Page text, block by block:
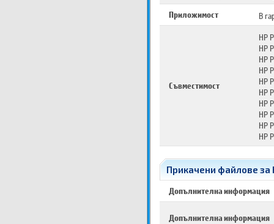
Приложимост
В
Съвместимост
HP
HP
HP
HP
HP
HP
HP
HP
HP
HP
Прикачени файлове за
Допълнителна информация
Допълнителна информация